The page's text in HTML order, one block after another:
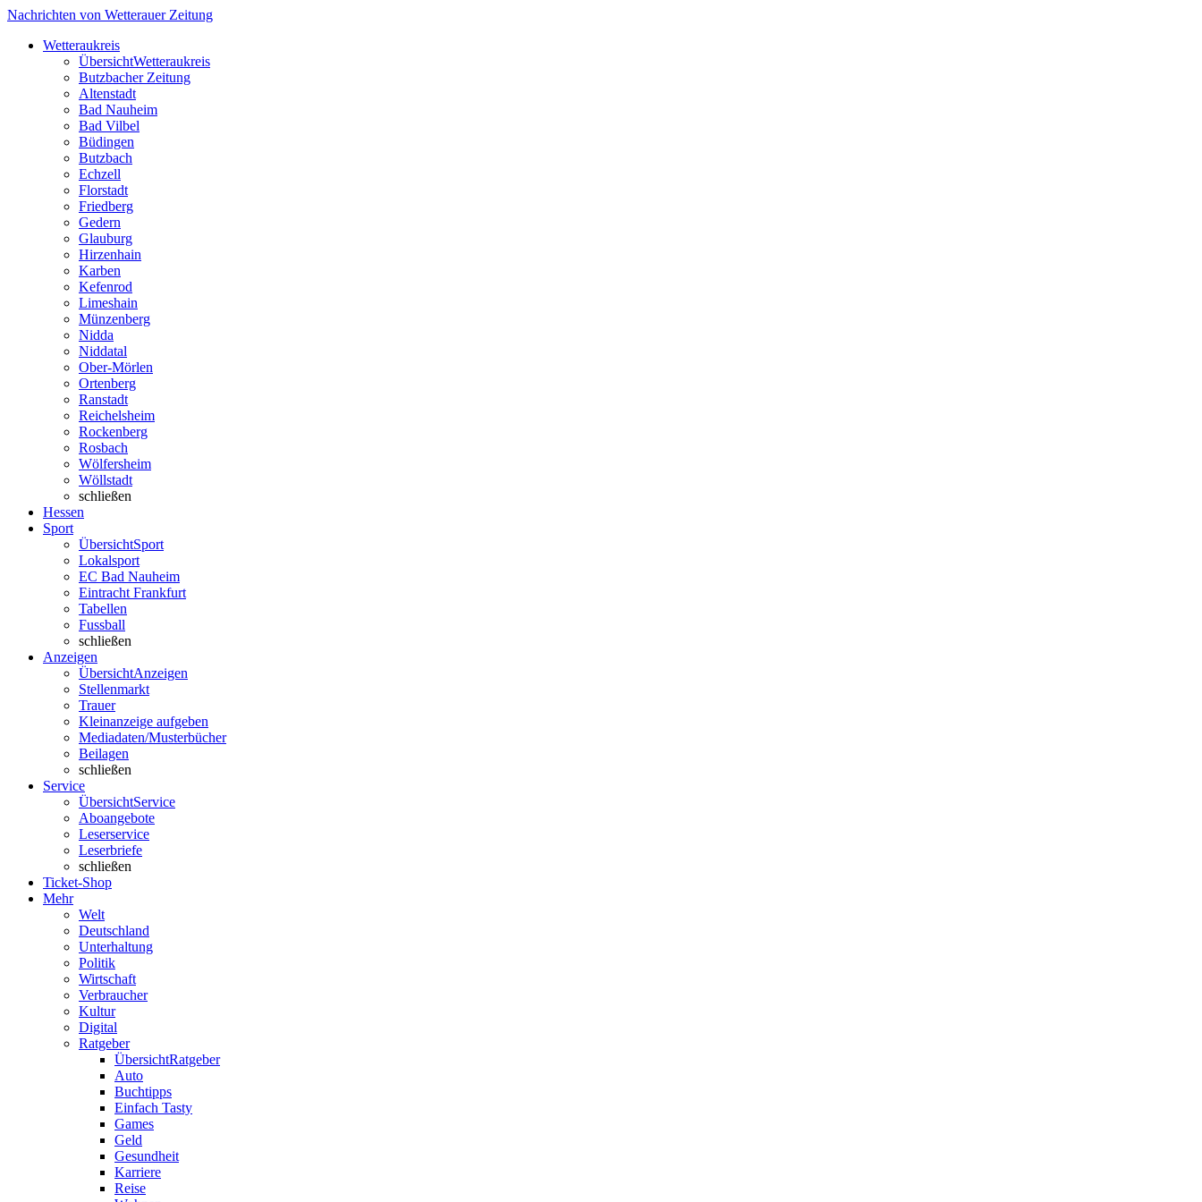
Nachrichten von Wetterauer Zeitung
Wetteraukreis
ÜbersichtWetteraukreis
Butzbacher Zeitung
Altenstadt
Bad Nauheim
Bad Vilbel
Büdingen
Butzbach
Echzell
Florstadt
Friedberg
Gedern
Glauburg
Hirzenhain
Karben
Kefenrod
Limeshain
Münzenberg
Nidda
Niddatal
Ober-Mörlen
Ortenberg
Ranstadt
Reichelsheim
Rockenberg
Rosbach
Wölfersheim
Wöllstadt
schließen
Hessen
Sport
ÜbersichtSport
Lokalsport
EC Bad Nauheim
Eintracht Frankfurt
Tabellen
Fussball
schließen
Anzeigen
ÜbersichtAnzeigen
Stellenmarkt
Trauer
Kleinanzeige aufgeben
Mediadaten/Musterbücher
Beilagen
schließen
Service
ÜbersichtService
Aboangebote
Leserservice
Leserbriefe
schließen
Ticket-Shop
Mehr
Welt
Deutschland
Unterhaltung
Politik
Wirtschaft
Verbraucher
Kultur
Digital
Ratgeber
ÜbersichtRatgeber
Auto
Buchtipps
Einfach Tasty
Games
Geld
Gesundheit
Karriere
Reise